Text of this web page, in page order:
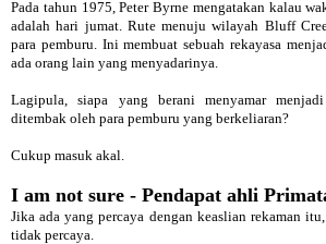
Pada tahun 1975, Peter Byrne mengatakan kalau
adalah hari jumat. Rute menuju wilayah Bluff
para pemburu. Ini membuat sebuah rekayasa
ada orang lain yang menyadarinya.
Lagipula, siapa yang berani menyamar
ditembak oleh para pemburu yang berkeliaran?
Cukup masuk akal.
I am not sure - Pendapat ahli
Jika ada yang percaya dengan keaslian rekaman
tidak percaya.